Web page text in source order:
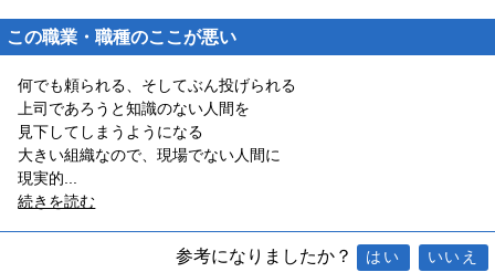
この職業・職種のここが悪い
何でも頼られる、そしてぶん投げられる
上司であろうと知識のない人間を
見下してしまうようになる
大きい組織なので、現場でない人間に
現実的
続きを読む
参考になりましたか？